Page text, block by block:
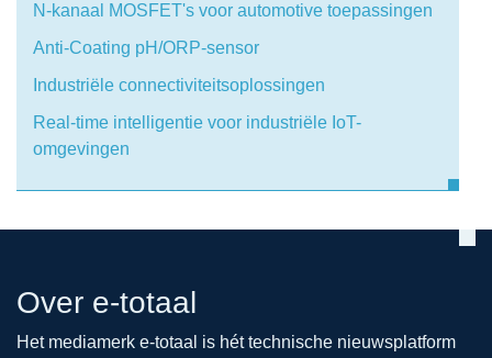
N-kanaal MOSFET's voor automotive toepassingen
Anti-Coating pH/ORP-sensor
Industriële connectiviteitsoplossingen
Real-time intelligentie voor industriële IoT-
omgevingen
Over e-totaal
Het mediamerk e-totaal is hét technische nieuwsplatform